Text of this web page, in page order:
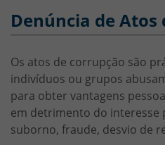
Denúncia de Atos
Seção de Texto
HTML
Os atos de corrupção são
indivíduos ou grupos
para obter vantagens
em detrimento do interesse
suborno, fraude, desvio de